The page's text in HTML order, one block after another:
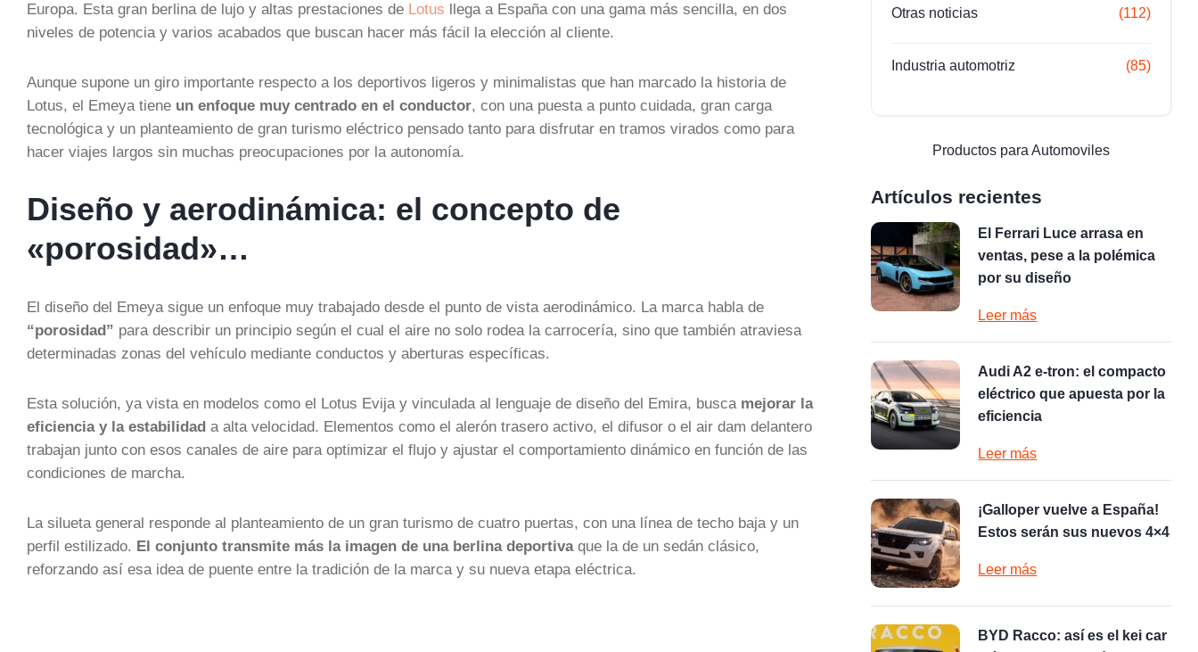
Europa. Esta gran berlina de lujo y altas prestaciones de Lotus llega a España con una gama más sencilla, en dos
niveles de potencia y varios acabados que buscan hacer más fácil la elección al cliente.
Aunque supone un giro importante respecto a los deportivos ligeros y minimalistas que han marcado la historia de
Lotus, el Emeya tiene un enfoque muy centrado en el conductor, con una puesta a punto cuidada, gran carga
tecnológica y un planteamiento de gran turismo eléctrico pensado tanto para disfrutar en tramos virados como para
hacer viajes largos sin muchas preocupaciones por la autonomía.
Diseño y aerodinámica: el concepto de
«porosidad»…
El diseño del Emeya sigue un enfoque muy trabajado desde el punto de vista aerodinámico. La marca habla de
“porosidad” para describir un principio según el cual el aire no solo rodea la carrocería, sino que también atraviesa
determinadas zonas del vehículo mediante conductos y aberturas específicas.
Esta solución, ya vista en modelos como el Lotus Evija y vinculada al lenguaje de diseño del Emira, busca mejorar la
eficiencia y la estabilidad a alta velocidad. Elementos como el alerón trasero activo, el difusor o el air dam delantero
trabajan junto con esos canales de aire para optimizar el flujo y ajustar el comportamiento dinámico en función de las
condiciones de marcha.
La silueta general responde al planteamiento de un gran turismo de cuatro puertas, con una línea de techo baja y un
perfil estilizado. El conjunto transmite más la imagen de una berlina deportivaque la de un sedán clásico,
reforzando así esa idea de puente entre la tradición de la marca y su nueva etapa eléctrica.
Otras noticias (112)
Industria automotriz (85)
Productos para Automoviles
Artículos recientes
El Ferrari Luce arrasa en
ventas, pese a la polémica
por su diseño
Leer más
Audi A2 e-tron: el compacto
eléctrico que apuesta por la
eficiencia
Leer más
¡Galloper vuelve a España!
Estos serán sus nuevos 4×4
Leer más
BYD Racco: así es el kei car